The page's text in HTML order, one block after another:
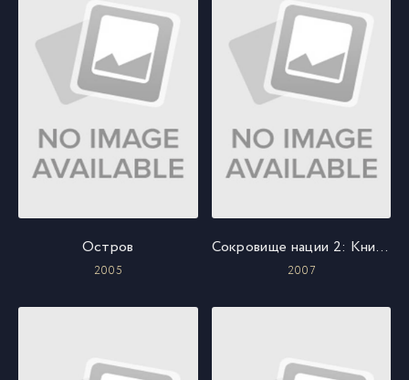
Остров
2005
Сокровище нации 2: Книга тайн
2007